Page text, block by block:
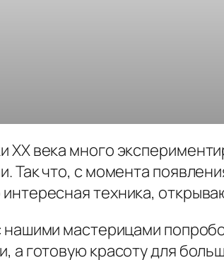
XX века много
Так что, с момента
техника,
нашими мастерицами
а готовую красоту для